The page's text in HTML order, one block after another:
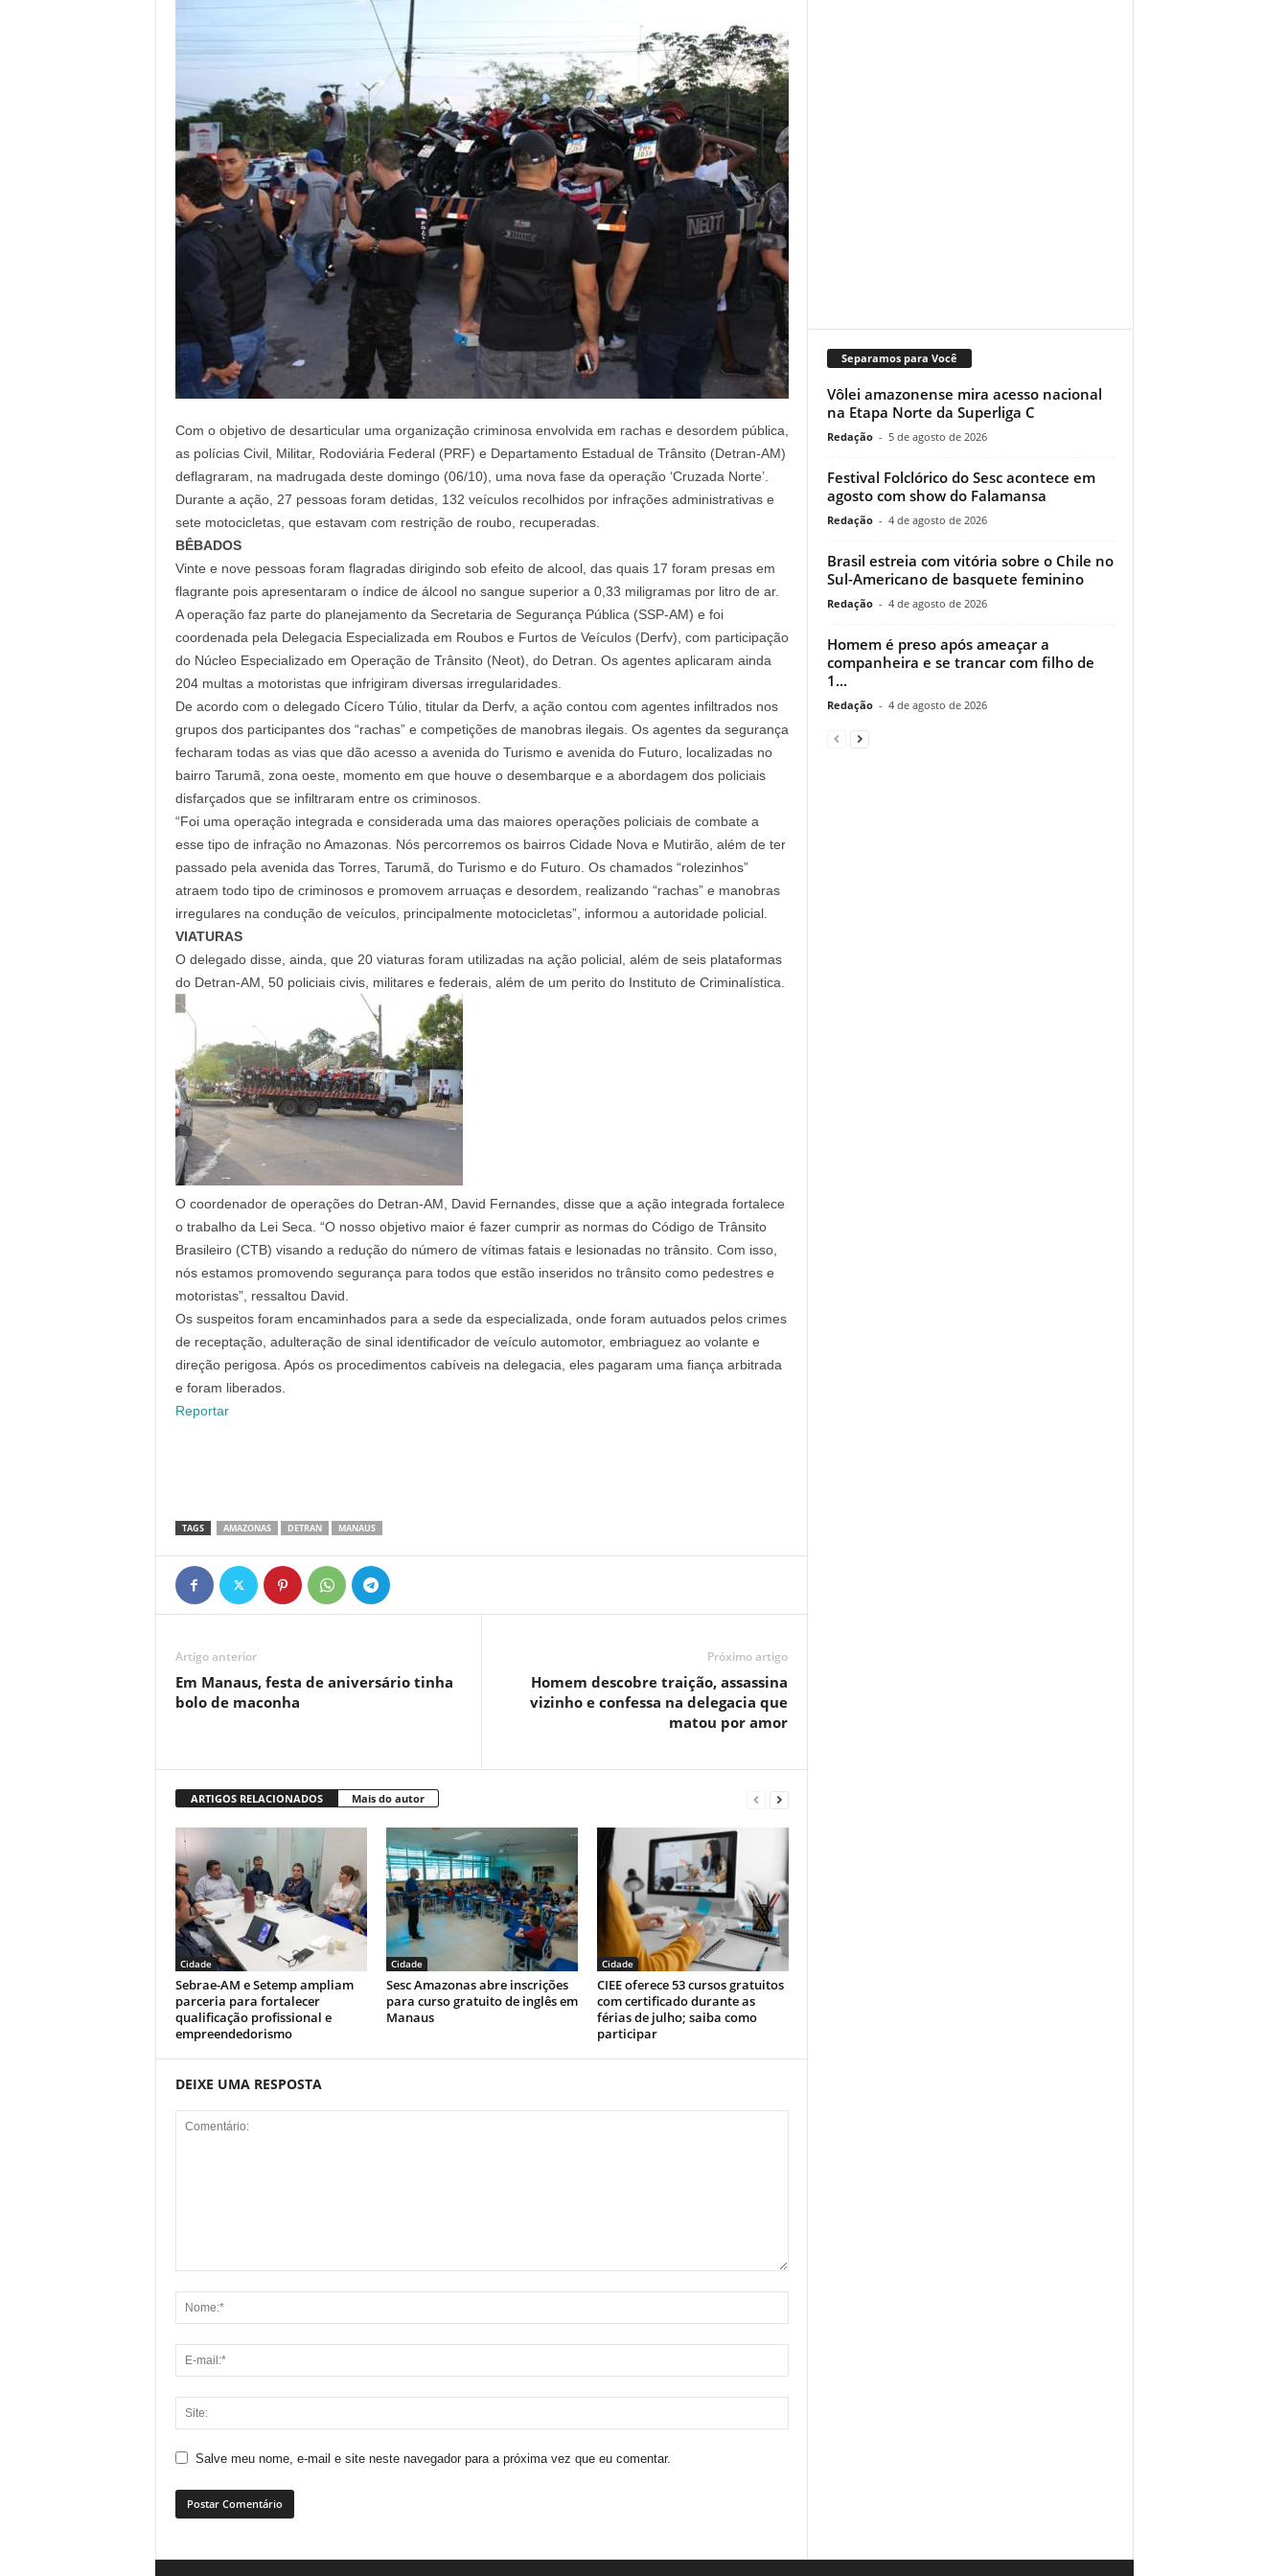
Com o objetivo de desarticular uma organização criminosa envolvida em rachas e desordem pública,
as polícias Civil, Militar, Rodoviária Federal (PRF) e Departamento Estadual de Trânsito (Detran-AM)
deflagraram, na madrugada deste domingo (06/10), uma nova fase da operação ‘Cruzada Norte’.
Durante a ação, 27 pessoas foram detidas, 132 veículos recolhidos por infrações administrativas e
sete motocicletas, que estavam com restrição de roubo, recuperadas.
BÊBADOS
Vinte e nove pessoas foram flagradas dirigindo sob efeito de alcool, das quais 17 foram presas em
flagrante pois apresentaram o índice de álcool no sangue superior a 0,33 miligramas por litro de ar.
A operação faz parte do planejamento da Secretaria de Segurança Pública (SSP-AM) e foi
coordenada pela Delegacia Especializada em Roubos e Furtos de Veículos (Derfv), com participação
do Núcleo Especializado em Operação de Trânsito (Neot), do Detran. Os agentes aplicaram ainda
204 multas a motoristas que infrigiram diversas irregularidades.
De acordo com o delegado Cícero Túlio, titular da Derfv, a ação contou com agentes infiltrados nos
grupos dos participantes dos “rachas” e competições de manobras ilegais. Os agentes da segurança
fecharam todas as vias que dão acesso a avenida do Turismo e avenida do Futuro, localizadas no
bairro Tarumã, zona oeste, momento em que houve o desembarque e a abordagem dos policiais
disfarçados que se infiltraram entre os criminosos.
“Foi uma operação integrada e considerada uma das maiores operações policiais de combate a
esse tipo de infração no Amazonas. Nós percorremos os bairros Cidade Nova e Mutirão, além de ter
passado pela avenida das Torres, Tarumã, do Turismo e do Futuro. Os chamados “rolezinhos”
atraem todo tipo de criminosos e promovem arruaças e desordem, realizando “rachas” e manobras
irregulares na condução de veículos, principalmente motocicletas”, informou a autoridade policial.
VIATURAS
O delegado disse, ainda, que 20 viaturas foram utilizadas na ação policial, além de seis plataformas
do Detran-AM, 50 policiais civis, militares e federais, além de um perito do Instituto de Criminalística.
O coordenador de operações do Detran-AM, David Fernandes, disse que a ação integrada fortalece
o trabalho da Lei Seca. “O nosso objetivo maior é fazer cumprir as normas do Código de Trânsito
Brasileiro (CTB) visando a redução do número de vítimas fatais e lesionadas no trânsito. Com isso,
nós estamos promovendo segurança para todos que estão inseridos no trânsito como pedestres e
motoristas”, ressaltou David.
Os suspeitos foram encaminhados para a sede da especializada, onde foram autuados pelos crimes
de receptação, adulteração de sinal identificador de veículo automotor, embriaguez ao volante e
direção perigosa. Após os procedimentos cabíveis na delegacia, eles pagaram uma fiança arbitrada
e foram liberados.
Reportar
TAGS AMAZONAS DETRAN MANAUS
Artigo anterior
Em Manaus, festa de aniversário tinha
bolo de maconha
Próximo artigo
Homem descobre traição, assassina
vizinho e confessa na delegacia que
matou por amor
ARTIGOS RELACIONADOS Mais do autor
Cidade
Sebrae-AM e Setemp ampliam
parceria para fortalecer
qualificação profissional e
empreendedorismo
Cidade
Sesc Amazonas abre inscrições
para curso gratuito de inglês em
Manaus
Cidade
CIEE oferece 53 cursos gratuitos
com certificado durante as
férias de julho; saiba como
participar
DEIXE UMA RESPOSTA
Salve meu nome, e-mail e site neste navegador para a próxima vez que eu comentar.
Separamos para Você
Vôlei amazonense mira acesso nacional
na Etapa Norte da Superliga C
Redação - 5 de agosto de 2026
Festival Folclórico do Sesc acontece em
agosto com show do Falamansa
Redação - 4 de agosto de 2026
Brasil estreia com vitória sobre o Chile no
Sul-Americano de basquete feminino
Redação - 4 de agosto de 2026
Homem é preso após ameaçar a
companheira e se trancar com filho de
1...
Redação - 4 de agosto de 2026